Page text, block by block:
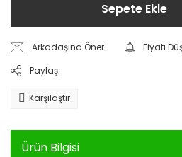
Sepete Ekle
Arkadaşına Öner
Fiyatı
Paylaş
Karşılaştır
Ürün Bilgisi